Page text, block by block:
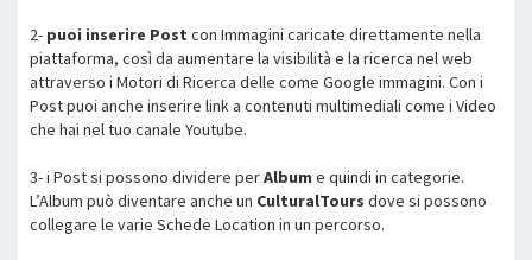
2- puoi inserire Post con Immagini caricate direttamente nella
piattaforma, così da aumentare la visibilità e la ricerca nel web
attraverso i Motori di Ricerca delle come Google immagini. Con i
Post puoi anche inserire link a contenuti multimediali come i Video
che hai nel tuo canale Youtube.
3- i Post si possono dividere perAlbum e quindi in categorie.
L’Album può diventare anche un CulturalTours dove si possono
collegare le varie Schede Location in un percorso.